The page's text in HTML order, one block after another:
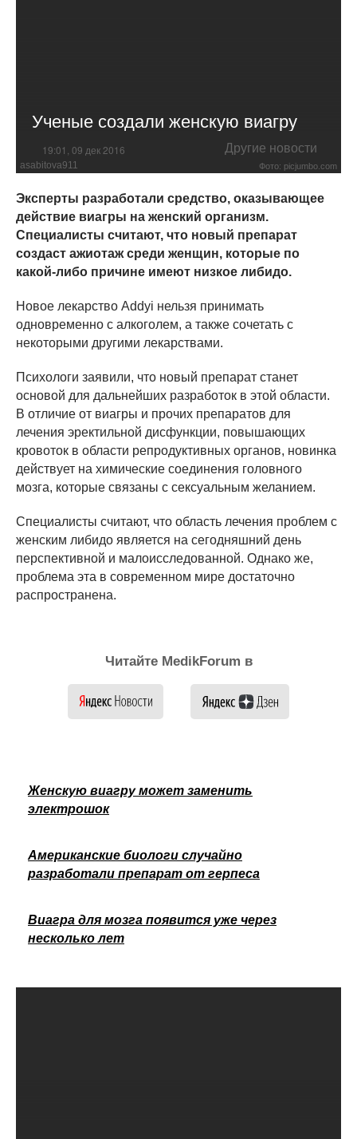
Ученые создали женскую виагру
19:01, 09 дек 2016 Другие новости
asabitova911 Фото: picjumbo.com
Эксперты разработали средство, оказывающее
действие виагры на женский организм.
Специалисты считают, что новый препарат
создаст ажиотаж среди женщин, которые по
какой-либо причине имеют низкое либидо.
Новое лекарство Addyi нельзя принимать
одновременно с алкоголем, а также сочетать с
некоторыми другими лекарствами.
Психологи заявили, что новый препарат станет
основой для дальнейших разработок в этой области.
В отличие от виагры и прочих препаратов для
лечения эректильной дисфункции, повышающих
кровоток в области репродуктивных органов, новинка
действует на химические соединения головного
мозга, которые связаны с сексуальным желанием.
Специалисты считают, что область лечения проблем с
женским либидо является на сегодняшний день
перспективной и малоисследованной. Однако же,
проблема эта в современном мире достаточно
распространена.
Читайте MedikForum в
Женскую виагру может заменить
электрошок
Американские биологи случайно
разработали препарат от герпеса
Виагра для мозга появится уже через
несколько лет